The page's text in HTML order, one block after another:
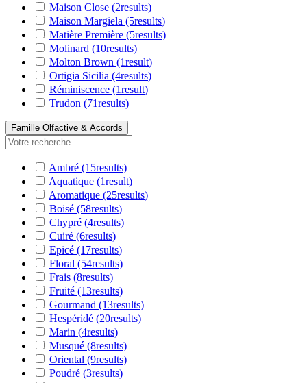
Maison Close (2results)
Maison Margiela (5results)
Matière Première (5results)
Molinard (10results)
Molton Brown (1result)
Ortigia Sicilia (4results)
Réminiscence (1result)
Trudon (71results)
Famille Olfactive & Accords
Ambré (15results)
Aquatique (1result)
Aromatique (25results)
Boisé (58results)
Chypré (4results)
Cuiré (6results)
Epicé (17results)
Floral (54results)
Frais (8results)
Fruité (13results)
Gourmand (13results)
Hespéridé (20results)
Marin (4results)
Musqué (8results)
Oriental (9results)
Poudré (3results)